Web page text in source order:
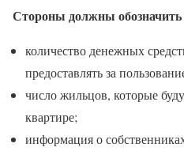
Стороны должны
количество денежных
предоставлять за
число жильцов, которые
квартире;
информация о